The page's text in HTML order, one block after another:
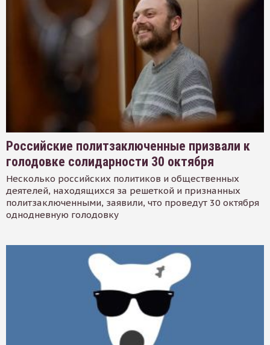
Российские политзаключенные призвали к
голодовке солидарности 30 октября
Несколько российских политиков и общественных
деятелей, находящихся за решеткой и признанных
политзаключенными, заявили, что проведут 30 октября
однодневную голодовку